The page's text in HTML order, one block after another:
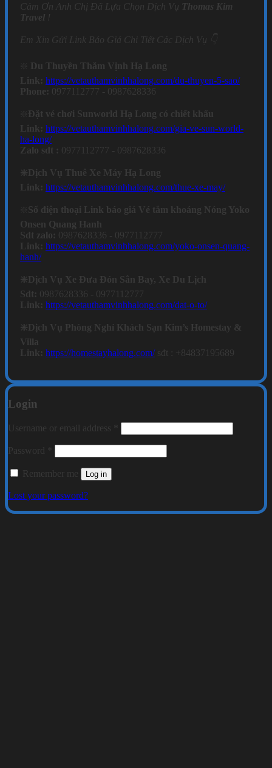
Cảm Ơn Anh Chị Đã Lựa Chọn Dịch Vụ Thomas Kim
Travel !
Em Xin Gửi Link Báo Giá Chi Tiết Các Dịch Vụ 👇
❇️
Du Thuyền Thăm Vịnh Hạ Long
Link: https://vetauthamvinhhalong.com/du-thuyen-5-sao/
Phone: 0977112777 - 0987628336
❇️ Đặt vé chơi Sunworld Hạ Long có chiết khấu
Link: https://vetauthamvinhhalong.com/gia-ve-sun-world-
ha-long/
Zalo sdt : 0977112777 - 0987628336
❇️Dịch Vụ Thuê Xe Máy Hạ Long
Link: https://vetauthamvinhhalong.com/thue-xe-may/
❇️ Số điện thoại Link báo giá Vé tắm khoáng Nóng Yoko
Onsen Quang Hanh
Sdt zalo: 0987628336 - 0977112777
Link: https://vetauthamvinhhalong.com/yoko-onsen-quang-
hanh/
❇️Dịch Vụ Xe Đưa Đón Sân Bay, Xe Du Lịch
Sdt: 0987628336 - 0977112777
Link: https://vetauthamvinhhalong.com/dat-o-to/
❇️Dịch Vụ Phòng Nghỉ Khách Sạn Kim’s Homestay &
Villa
Link: https://homestayhalong.com/sđt : +84837195689
Login
Username or email address
Password
Remember me Log in
Lost your password?